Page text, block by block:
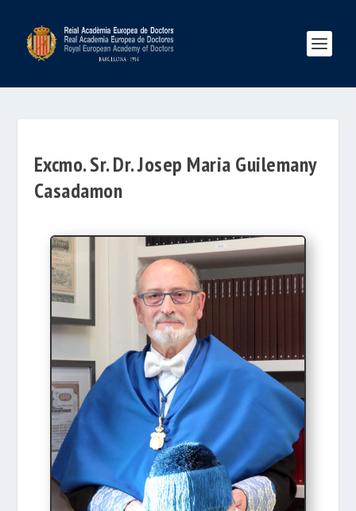
Excmo. Sr. Dr. Josep Maria Guilemany
Casadamon